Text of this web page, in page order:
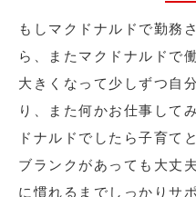
もしマクドナルドで勤務
ら、またマクドナルドで
大きくなって少しずつ自
り、また何かお仕事して
ドナルドでしたら子育て
ブランクがあっても大丈
に慣れるまでしっかりサ